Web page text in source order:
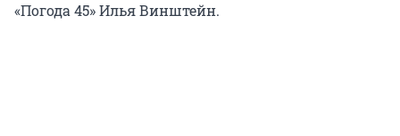
«Погода 45» Илья Винштейн.